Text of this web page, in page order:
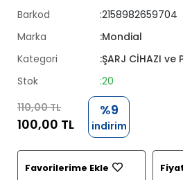
Barkod
:2158982659704
Marka
:Mondial
Kategori
:ŞARJ CİHAZI ve
Stok
:20
110,00 TL
100,00 TL
%9
indirim
Favorilerime Ekle